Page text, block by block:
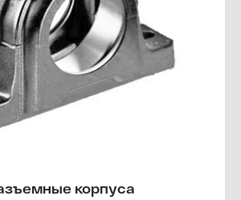
корпуса